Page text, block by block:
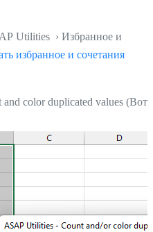
Utilities › Избранное и
избранное и сочетания
color duplicated values (Вот